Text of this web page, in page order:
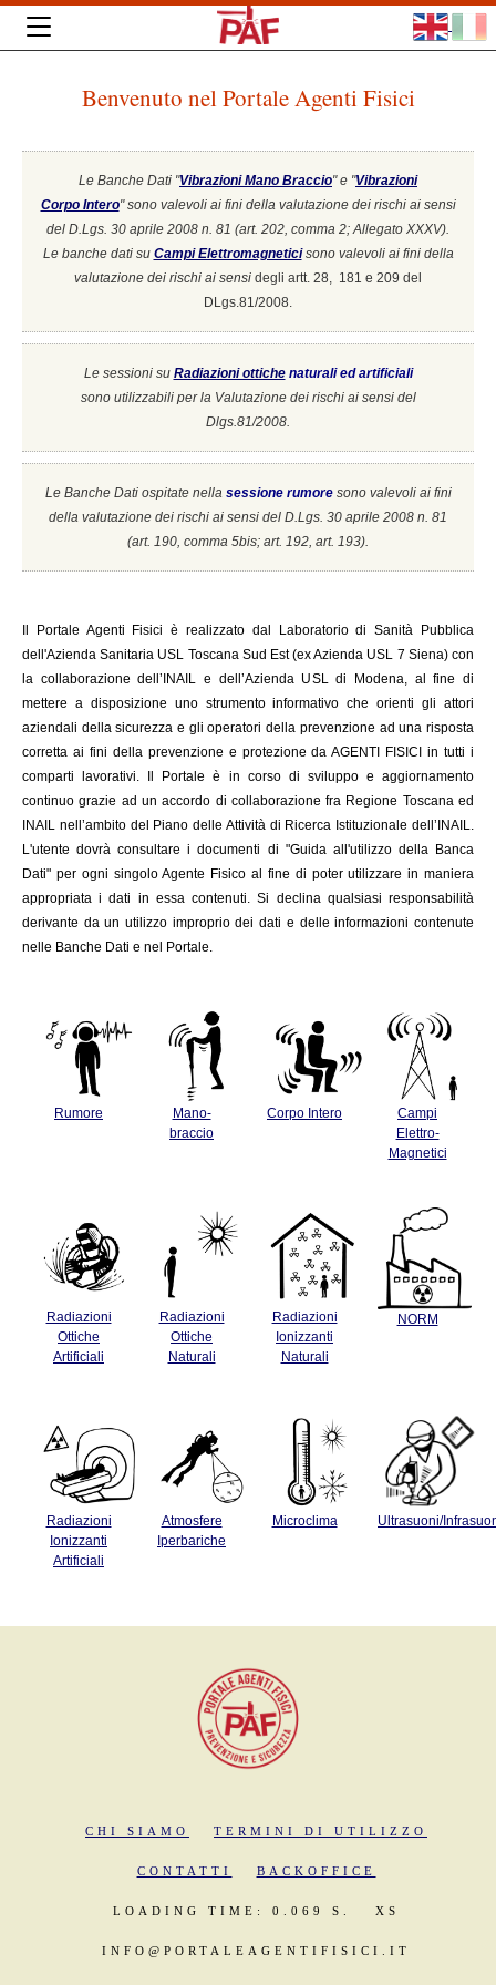
Benvenuto nel Portale Agenti Fisici
Le Banche Dati "Vibrazioni Mano Braccio" e "Vibrazioni
Corpo Intero"sono valevoli ai fini della valutazione dei rischi ai sensi
del D.Lgs. 30 aprile 2008 n. 81 (art. 202, comma 2; Allegato XXXV).
Le banche dati su Campi Elettromagneticisono valevoli ai fini della
valutazione dei rischi ai sensi degli artt. 28, 181 e 209 del
DLgs.81/2008.
Le sessioni su Radiazioni ottiche naturali ed artificiali
sono utilizzabili per la Valutazione dei rischi ai sensi del
Dlgs.81/2008.
Le Banche Dati ospitate nella sessione rumore sono valevoli ai fini
della valutazione dei rischi ai sensi del D.Lgs. 30 aprile 2008 n. 81
(art. 190, comma 5bis; art. 192, art. 193).
Portale Agenti Fisici è realizzato dal Laboratorio di Sanità Pubblica
dell'Azienda Sanitaria USL Toscana Sud Est (ex Azienda USL 7 Siena) con
la collaborazione dell’INAIL e dell’Azienda USL di Modena, al fine di
mettere a disposizione uno strumento informativo che orienti gli attori
aziendali della sicurezza e gli operatori della prevenzione ad una risposta
corretta ai fini della prevenzione e protezione da AGENTI FISICI in tutti i
comparti lavorativi. Il Portale è in corso di sviluppo e aggiornamento
continuo grazie ad un accordo di collaborazione fra Regione Toscana ed
INAIL nell’ambito del Piano delle Attività di Ricerca Istituzionale dell’INAIL.
L'utente dovrà consultare i documenti di "Guida all'utilizzo della Banca
Dati" per ogni singolo Agente Fisico al fine di poter utilizzare in maniera
appropriata i dati in essa contenuti. Si declina qualsiasi responsabilità
derivante da un utilizzo improprio dei dati e delle informazioni contenute
nelle Banche Dati e nel Portale.
Rumore
Mano-
braccio
Corpo Intero
Campi
Elettro-
Magnetici
Radiazioni
Ottiche
Artificiali
Radiazioni
Ottiche
Naturali
Radiazioni
Ionizzanti
Naturali
NORM
Radiazioni
Ionizzanti
Artificiali
Atmosfere
Iperbariche
Microclima Ultrasuoni/
CHI SIAMO TERMINI DI UTILIZZO
CONTATTI BACKOFFICE
LOADING TIME: 0.069 S. XS
INFO@PORTALEAGENTIFISICI.IT